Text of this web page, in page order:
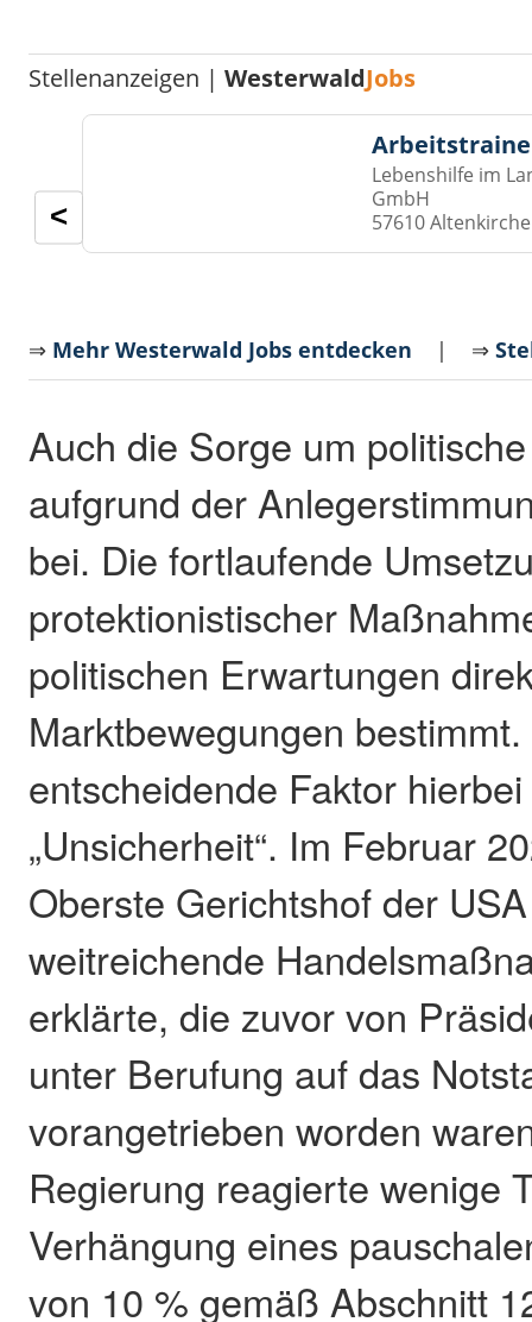
Stellenanzeigen |WesterwaldJobs
Lebenshilfe im
GmbH
57610
<
⇒ Mehr Westerwald Jobs entdecken | ⇒
Auch die Sorge um
aufgrund der
bei. Die fortlaufende
protektionistischer
politischen Erwartungen
Marktbewegungen
entscheidende Faktor
„Unsicherheit“. Im Februar
Oberste Gerichtshof der
weitreichende
erklärte, die zuvor von
unter Berufung auf das
vorangetrieben worden
Regierung reagierte wenige
Verhängung eines
von 10 % gemäß Abschnitt